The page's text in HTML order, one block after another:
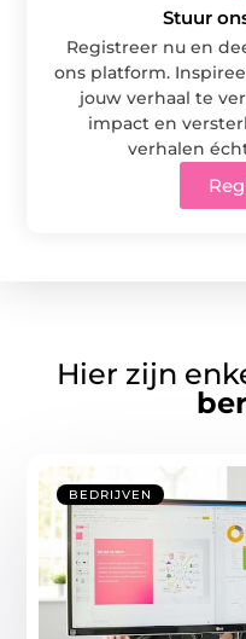
Stuur
Registreer nu en
ons platform.
jouw verhaal te
impact en
verhalen
Hier zijn
BEDRIJVEN